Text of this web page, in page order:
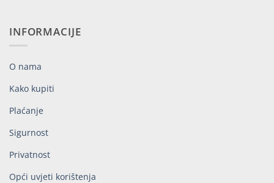
INFORMACIJE
O nama
Kako kupiti
Plaćanje
Sigurnost
Privatnost
Opći uvjeti korištenja